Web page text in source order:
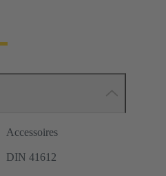
Accessoires
DIN 41612